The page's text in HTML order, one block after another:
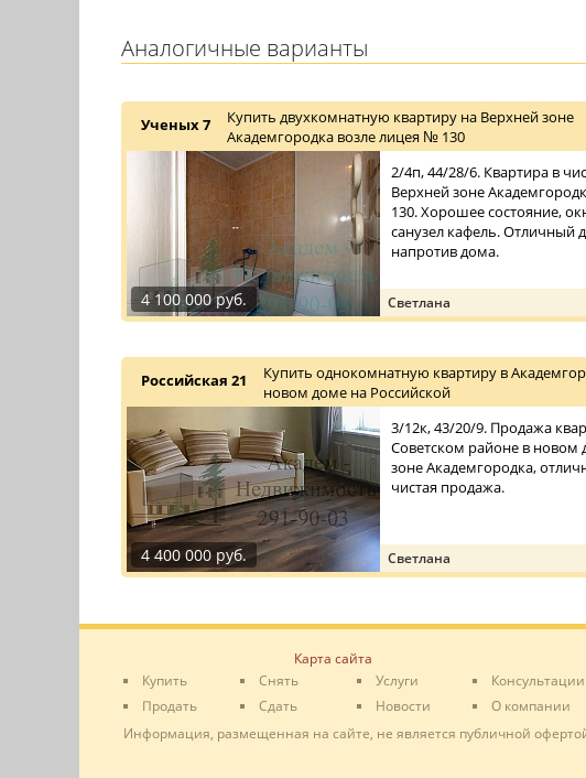
Аналогичные варианты
Ученых 7
Купить двухкомнатную квартиру на Верхней зоне
Академгородка возле лицея № 130
4 100 000 руб.
2/4п, 44/28/6. Квартира в
Верхней зоне
130. Хорошее состояние,
санузел кафель. Отличный
напротив дома.
Светлана
Российская 21
Купить однокомнатную квартиру в
новом доме на Российской
4 400 000 руб.
3/12к, 43/20/9. Продажа
Советском районе в
зоне Академгородка,
чистая продажа.
Светлана
Карта сайта
Купить
Продать
Снять
Сдать
Услуги
Новости
Консультации
О компании
Информация, размещенная на сайте, не является публичной